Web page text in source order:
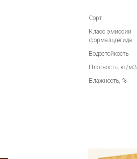
Сорт
Класс эмиссии
формальдегида
Водостойкость
Плотность, кг/м3
Влажность, %